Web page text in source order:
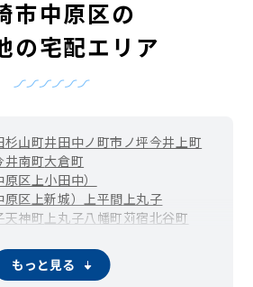
市中原区の
の宅配エリア
杉山町井田中ノ町市ノ坪今井上町
井南町大倉町
区上小田中）
原区上新城）上平間上丸子
天神町上丸子八幡町苅宿北谷町
小杉 小杉御殿町小杉陣屋町
市中原区下沼部）
もっと見る